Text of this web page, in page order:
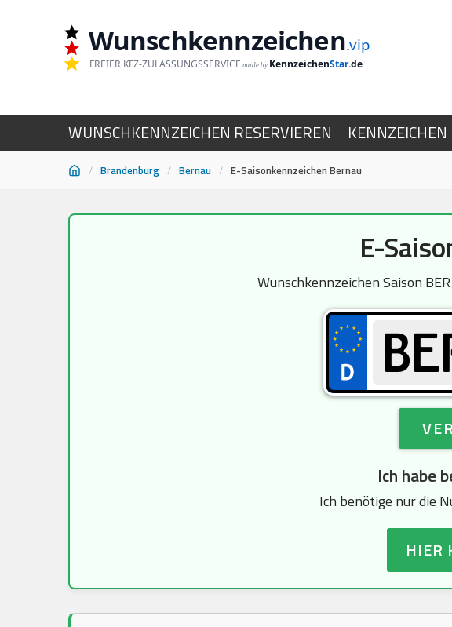
Wunschkennzeichen.vip
FREIER KFZ-ZULASSUNGSSERVICE made by KennzeichenStar.de
WUNSCHKENNZEICHEN RESERVIEREN
/ Brandenburg / Bernau / E-Saisonkennzeichen Bernau
E-
Wunschkennzeichen Saison
Ich habe
Ich benötige nur die
HIER